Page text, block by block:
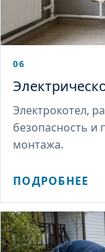
06
Электрокотел,
безопасность и
монтажа.
ПОДРОБНЕЕ